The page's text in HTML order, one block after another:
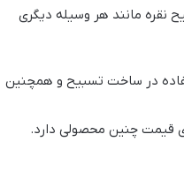
نقره مانند هر وسیله دیگری
در ساخت تسبیح و همچنین
قیمت چنین محصولی دارد.